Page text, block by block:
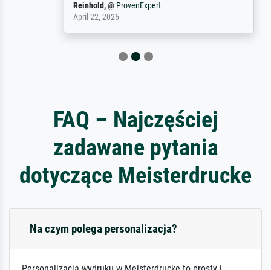
Reinhold,@ProvenExpert
April 22, 2026
FAQ – Najczęściej
zadawane pytania
dotyczące Meisterdrucke
Na czym polega personalizacja?